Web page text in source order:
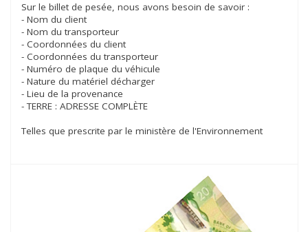
Sur le billet de pesée, nous avons besoin de savoir :
- Nom du client
- Nom du transporteur
- Coordonnées du client
- Coordonnées du transporteur
- Numéro de plaque du véhicule
- Nature du matériel décharger
- Lieu de la provenance
- TERRE : ADRESSE COMPLÈTE
Telles que prescrite par le ministère de l'Environnement